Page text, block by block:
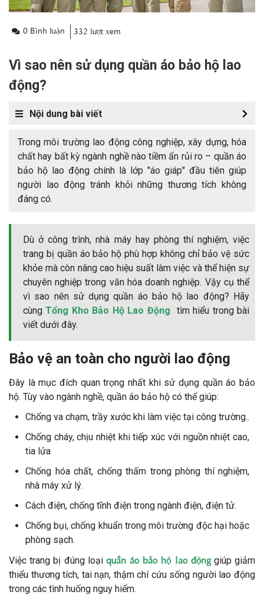
0 Bình luận 332 lượt xem
Vì sao nên sử dụng quần áo bảo hộ lao
động?
Nội dung bài viết
Trong môi trường lao động công nghiệp, xây dựng, hóa
chất hay bất kỳ ngành nghề nào tiềm ẩn rủi ro – quần áo
bảo hộ lao động chính là lớp "áo giáp" đầu tiên giúp
người lao động tránh khỏi những thương tích không
đáng có.
Dù ở công trình, nhà máy hay phòng thí nghiệm, việc
trang bị quần áo bảo hộ phù hợp không chỉ bảo vệ sức
khỏe mà còn nâng cao hiệu suất làm việc và thể hiện sự
chuyên nghiệp trong văn hóa doanh nghiệp. Vậy cụ thể
vì sao nên sử dụng quần áo bảo hộ lao động? Hãy
cùngTổng Kho Bảo Hộ Lao Động tìm hiểu trong bài
viết dưới đây.
Bảo vệ an toàn cho người lao động
Đây là mục đích quan trọng nhất khi sử dụng quần áo bảo
hộ. Tùy vào ngành nghề, quần áo bảo hộ có thể giúp:
Chống va chạm, trầy xước khi làm việc tại công trường..
Chống cháy, chịu nhiệt khi tiếp xúc với nguồn nhiệt cao,
tia lửa
Chống hóa chất, chống thấm trong phòng thí nghiệm,
nhà máy xử lý.
Cách điện, chống tĩnh điện trong ngành điện, điện tử.
Chống bụi, chống khuẩn trong môi trường độc hại hoặc
phòng sạch.
Việc trang bị đúng loại quần áo bảo hộ lao độnggiúp giảm
thiểu thương tích, tai nạn, thậm chí cứu sống người lao động
trong các tình huống nguy hiểm.